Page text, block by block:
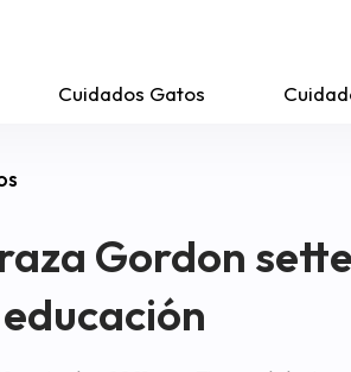
Cuidados Gatos
Gordon